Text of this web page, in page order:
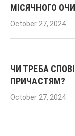
МІСЯЧНОГО
October 27, 2024
ЧИ ТРЕБА
ПРИЧАСТЯМ?
October 27, 2024